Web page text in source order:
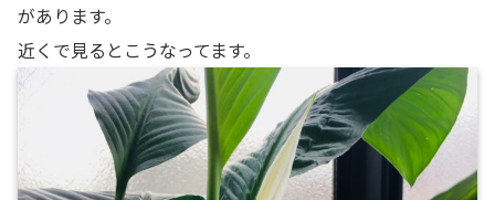
があります。
近くで見るとこうなってます。